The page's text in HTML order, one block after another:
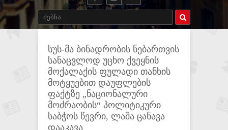
სუს-მა ბინადრობის ნებართვის
სანაცვლოდ უცხო ქვეყნის
მოქალაქის ფულადი თანხის
მოტყუებით დაუფლების
ფაქტზე „ნაციონალური
მოძრაობის“ პოლიტიკური
საბჭოს წევრი, ლაშა ცანავა
დააკავა